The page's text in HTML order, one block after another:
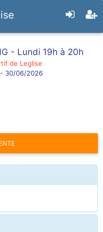
- Lundi 19h à 20h
de Leglise
30/06/2026